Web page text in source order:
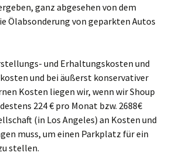
ganz abgesehen von dem
Ölabsonderung von geparkten Autos
und Erhaltungskosten und
und bei äußerst konservativer
Kosten liegen wir, wenn wir Shoup
224 € pro Monat bzw. 2688€
(in Los Angeles) an Kosten und
muss, um einen Parkplatz für ein
stellen.